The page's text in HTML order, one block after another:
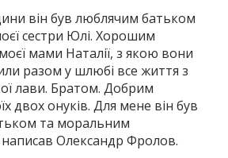
він був люблячим батьком
сестри Юлі. Хорошим
мами Наталії, з якою вони
разом у шлюбі все життя з
лави. Братом. Добрим
двох онуків. Для мене він був
та моральним
Олександр Фролов.